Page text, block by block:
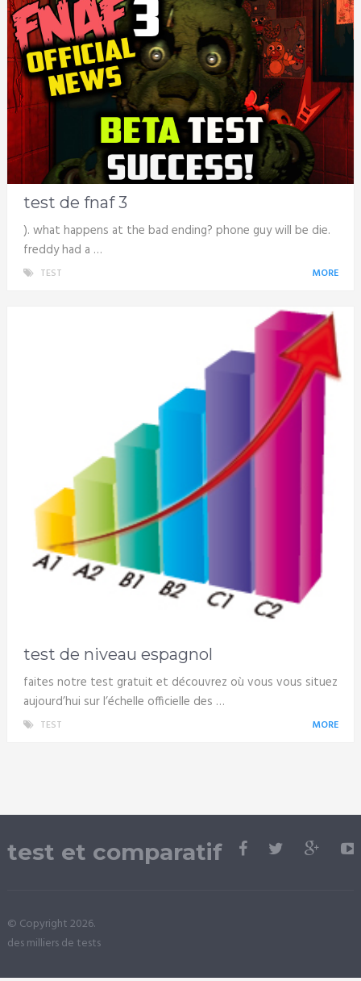
test de fnaf 3
). what happens at the bad ending? phone guy will be die.
freddy had a …
TEST MORE
test de niveau espagnol
faites notre test gratuit et découvrez où vous vous situez
aujourd’hui sur l’échelle officielle des …
TEST MORE
test et comparatif
© Copyright 2026.
des milliers de tests